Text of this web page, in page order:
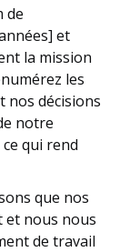
de
et
la mission
les
nos décisions
notre
qui rend
que nos
et nous nous
de travail